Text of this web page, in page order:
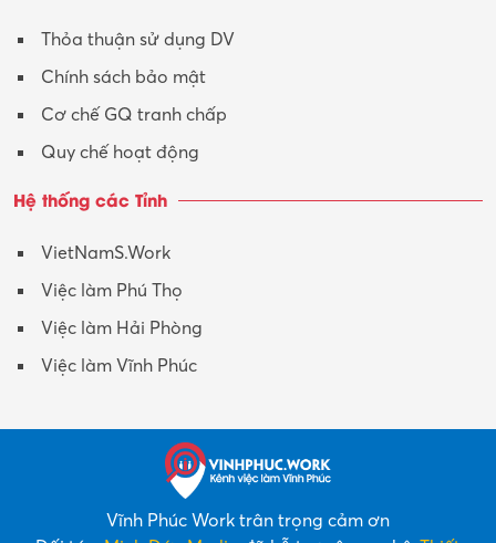
Y tế-Dược
Thỏa thuận sử dụng DV
Chính sách bảo mật
Cơ chế GQ tranh chấp
Quy chế hoạt động
Hệ thống các Tỉnh
VietNamS.Work
Việc làm Phú Thọ
Việc làm Hải Phòng
Việc làm Vĩnh Phúc
Vĩnh Phúc Work trân trọng cảm ơn